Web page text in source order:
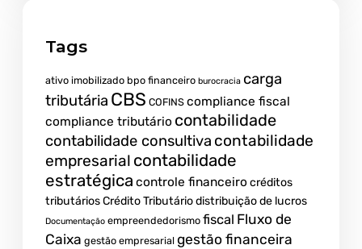
Tags
ativo imobilizado bpo financeiro burocracia carga
tributária CBS COFINS compliance fiscal
compliance tributário contabilidade
contabilidade consultiva contabilidade
empresarial contabilidade
estratégica controle financeiro créditos
tributáriosCrédito Tributáriodistribuição de lucros
Documentação empreendedorismo fiscal Fluxo de
Caixa gestão empresarial gestão financeira